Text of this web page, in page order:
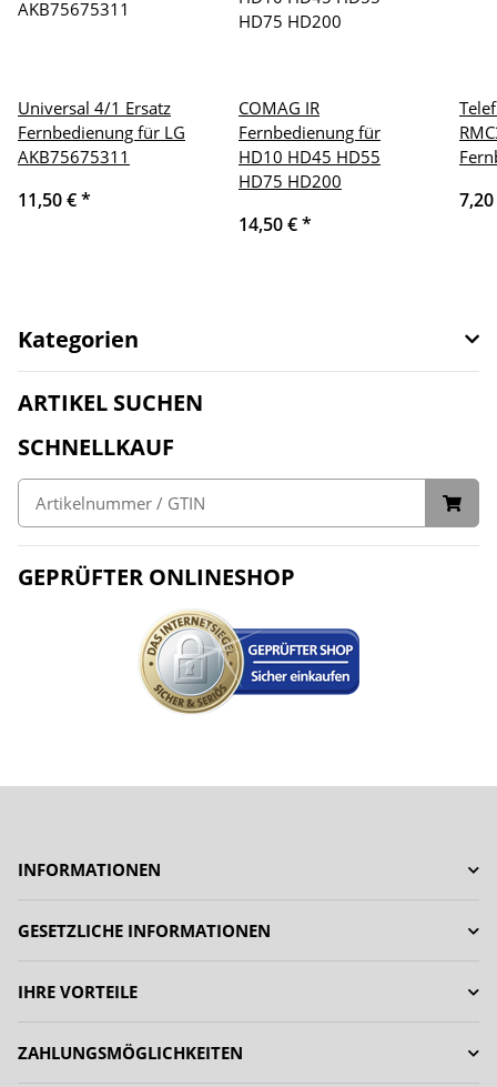
Universal 4/1 Ersatz
Fernbedienung für LG
AKB75675311
11,50 €*
COMAG IR
Fernbedienung für
HD10 HD45 HD55
HD75 HD200
14,50 €*
Kategorien
ARTIKEL SUCHEN
SCHNELLKAUF
GEPRÜFTER ONLINESHOP
INFORMATIONEN
GESETZLICHE INFORMATIONEN
IHRE VORTEILE
ZAHLUNGSMÖGLICHKEITEN